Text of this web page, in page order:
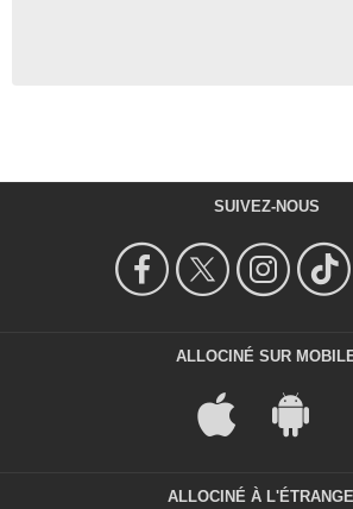
SUIVEZ-NOUS
ALLOCINÉ SUR
ALLOCINÉ À